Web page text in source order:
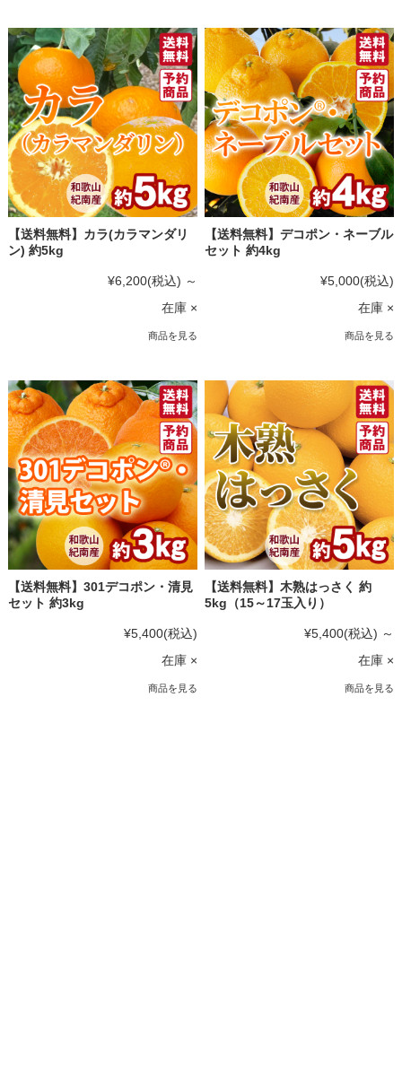
【送料無料】カラ(カラマンダリ
ン) 約5kg
¥6,200(税込) ～
在庫 ×
商品を見る
【送料無料】デコポン・ネーブル
セット 約4kg
¥5,000(税込)
在庫 ×
商品を見る
【送料無料】301デコポン・清見
セット 約3kg
¥5,400(税込)
在庫 ×
商品を見る
【送料無料】木熟はっさく 約
5kg（15～17玉入り）
¥5,400(税込) ～
在庫 ×
商品を見る